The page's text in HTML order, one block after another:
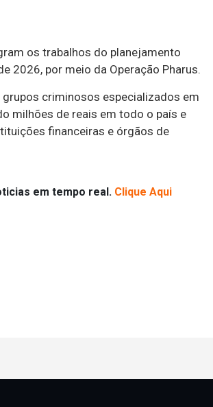
os trabalhos do planejamento
2026, por meio da Operação Pharus.
criminosos especializados em
milhões de reais em todo o país e
financeiras e órgãos de
em tempo real. Clique Aqui